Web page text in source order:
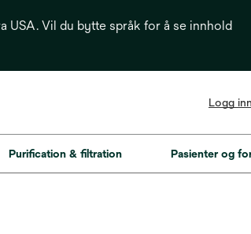
USA. Vil du bytte språk for å se innhold
Logg inn
Purification & filtration Pasienter og